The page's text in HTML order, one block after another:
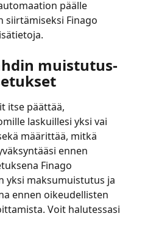
päälle
siirtämiseksi Finago
muistutus-
itse päättää,
laskuillesi yksi vai
määrittää, mitkä
ennen
Finago
yksi maksumuistutus ja
ennen oikeudellisten
Voit halutessasi